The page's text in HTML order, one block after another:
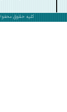
کلیه حقوق محفوظ است و